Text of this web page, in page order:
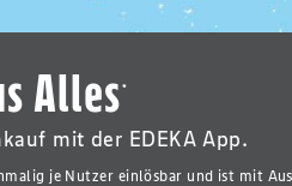
Alles*
mit der EDEKA App.
je Nutzer einlösbar und ist mit